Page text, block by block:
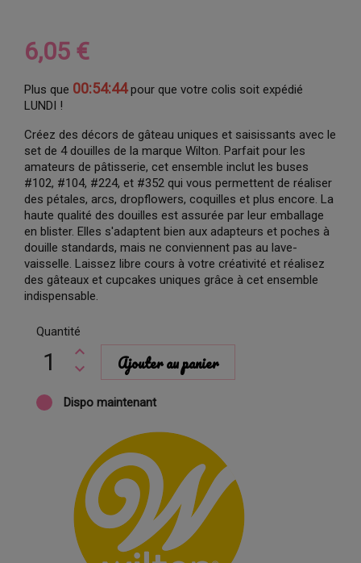
6,05 €
Plus que 00:54:43pour que votre colis soit expédié
LUNDI !
Créez des décors de gâteau uniques et saisissants avec le
set de 4 douilles de la marque Wilton. Parfait pour les
amateurs de pâtisserie, cet ensemble inclut les buses
#102, #104, #224, et #352 qui vous permettent de réaliser
des pétales, arcs, dropflowers, coquilles et plus encore. La
haute qualité des douilles est assurée par leur emballage
en blister. Elles s'adaptent bien aux adapteurs et poches à
douille standards, mais ne conviennent pas au lave-
vaisselle. Laissez libre cours à votre créativité et réalisez
des gâteaux et cupcakes uniques grâce à cet ensemble
indispensable.
Quantité
Ajouter au panier
Dispo maintenant